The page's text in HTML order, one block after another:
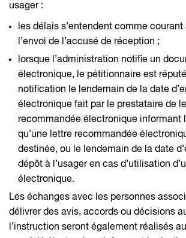
usager :
les délais s’entendent comme
l’envoi de l’accusé de réception ;
lorsque l’administration notifie un
électronique, le pétitionnaire est
notification le lendemain de la date
électronique fait par le prestataire de
recommandée électronique informant
qu’une lettre recommandée
destinée, ou le lendemain de la date
dépôt à l’usager en cas d’utilisation
électronique.
Les échanges avec les personnes
délivrer des avis, accords ou décisions
l’instruction seront également réalisés